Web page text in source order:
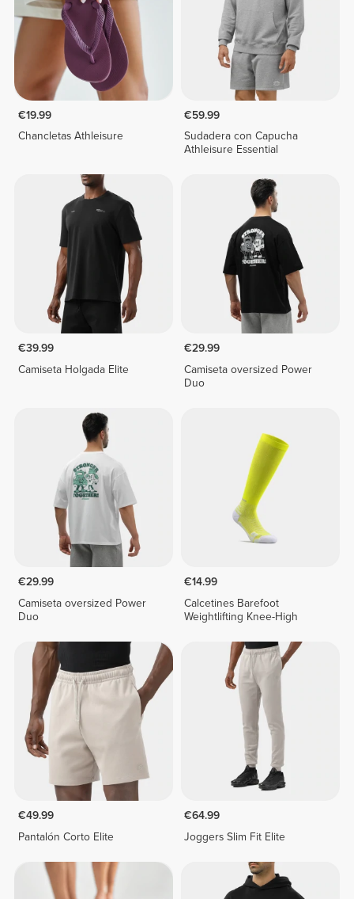
€19.99
Chancletas Athleisure
€59.99
Sudadera con Capucha
Athleisure Essential
€39.99
Camiseta Holgada Elite
€29.99
Camiseta oversized Power
Duo
€29.99
Camiseta oversized Power
Duo
€14.99
Calcetines Barefoot
Weightlifting Knee-High
€49.99
Pantalón Corto Elite
€64.99
Joggers Slim Fit Elite